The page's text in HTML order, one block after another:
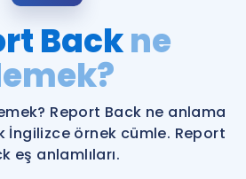
Hatırlamıyorum
İngilizce Gramer
Backne
Report Back ne anlama
İngilizce örnek cümle. Report
eş anlamlıları.